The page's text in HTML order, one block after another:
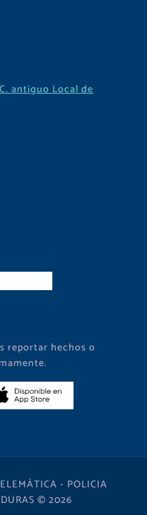
antiguo Local de
reportar hechos o
- POLICIA
© 2026